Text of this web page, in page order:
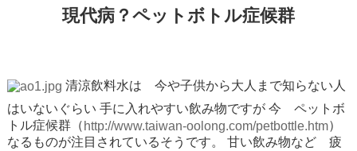
現代病？ペットボトル症候群
清涼飲料水は 今や子供から大人まで知らない人
はいないぐらい 手に入れやすい飲み物ですが今 ペットボ
トル症候群（ http://www.taiwan-oolong.com/petbottle.htm）
なるものが注目されているそうです。
甘い飲み物など 疲